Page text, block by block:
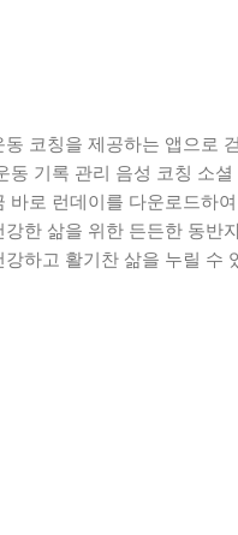
코칭을 제공하는 앱으로
동 기록 관리 음성 코칭 소
바로 런데이를 다운로드하
한 삶을 위한 든든한 동반
하고 활기찬 삶을 누릴